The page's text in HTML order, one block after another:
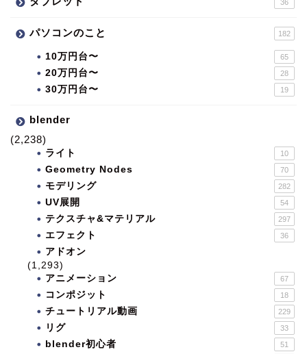
36
パソコンのこと 182
10万円台〜 65
20万円台〜 28
30万円台〜 19
blender
(2,238)
ライト 10
Geometry Nodes 70
モデリング 282
UV展開 54
テクスチャ&マテリアル 297
エフェクト 36
アドオン
(1,293)
アニメーション
67
コンポジット 18
チュートリアル動画 229
リグ 33
blender初心者 51